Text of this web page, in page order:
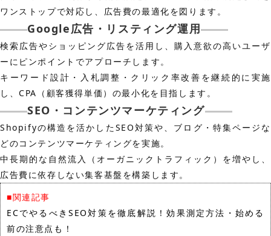
ワンストップで対応し、広告費の最適化を図ります。
Google広告・リスティング運用
検索広告やショッピング広告を活用し、購入意欲の高いユーザ
ーにピンポイントでアプローチします。
キーワード設計・入札調整・クリック率改善を継続的に実施
し、CPA（顧客獲得単価）の最小化を目指します。
SEO・コンテンツマーケティング
Shopifyの構造を活かしたSEO対策や、ブログ・特集ページな
どのコンテンツマーケティングを実施。
中長期的な自然流入（オーガニックトラフィック）を増やし、
広告費に依存しない集客基盤を構築します。
■関連記事
ECでやるべきSEO対策を徹底解説！効果測定方法・始める
前の注意点も！